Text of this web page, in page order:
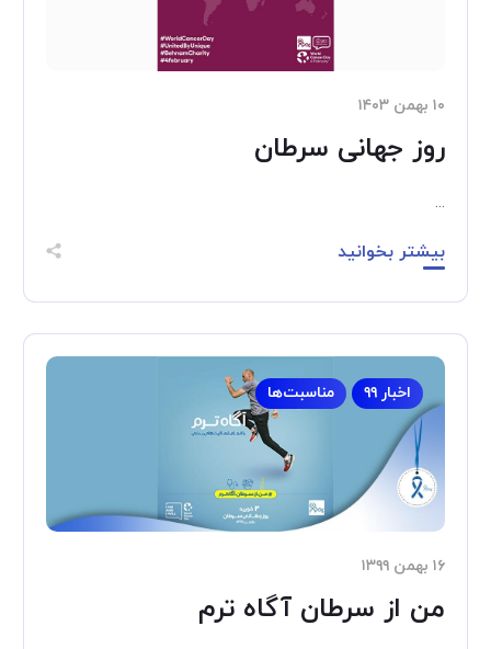
۱۰ بهمن ۱۴۰۳
روز جهانی سرطان
...
بیشتر بخوانید
اخبار ۹۹ مناسبت‌ها
۱۶ بهمن ۱۳۹۹
من از سرطان آگاه ترم